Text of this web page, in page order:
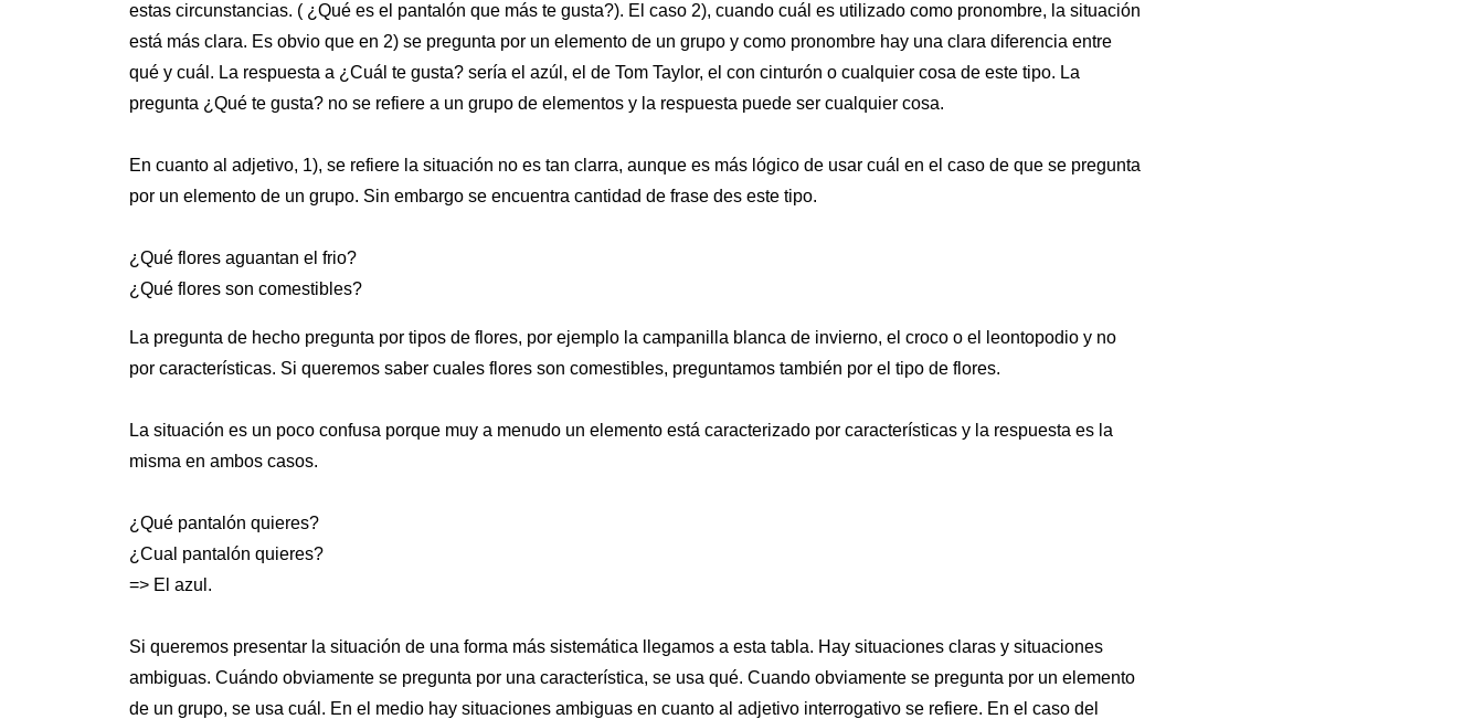
estas circunstancias. ( ¿Qué es el pantalón que más te gusta?). El caso 2), cuando cuál es utilizado como pronombre, la situación
está más clara. Es obvio que en 2) se pregunta por un elemento de un grupo y como pronombre hay una clara diferencia entre
qué y cuál. La respuesta a ¿Cuál te gusta? sería el azúl, el de Tom Taylor, el con cinturón o cualquier cosa de este tipo. La
pregunta ¿Qué te gusta? no se refiere a un grupo de elementos y la respuesta puede ser cualquier cosa.
En cuanto al adjetivo, 1), se refiere la situación no es tan clarra, aunque es más lógico de usar cuál en el caso de que se pregunta
por un elemento de un grupo. Sin embargo se encuentra cantidad de frase des este tipo.
¿Qué flores aguantan el frio?
¿Qué flores son comestibles?
La pregunta de hecho pregunta por tipos de flores, por ejemplo la campanilla blanca de invierno, el croco o el leontopodio y no
por características. Si queremos saber cuales flores son comestibles, preguntamos también por el tipo de flores.
La situación es un poco confusa porque muy a menudo un elemento está caracterizado por características y la respuesta es la
misma en ambos casos.
¿Qué pantalón quieres?
¿Cual pantalón quieres?
=> El azul.
Si queremos presentar la situación de una forma más sistemática llegamos a esta tabla. Hay situaciones claras y situaciones
ambiguas. Cuándo obviamente se pregunta por una característica, se usa qué. Cuando obviamente se pregunta por un elemento
de un grupo, se usa cuál. En el medio hay situaciones ambiguas en cuanto al adjetivo interrogativo se refiere. En el caso del